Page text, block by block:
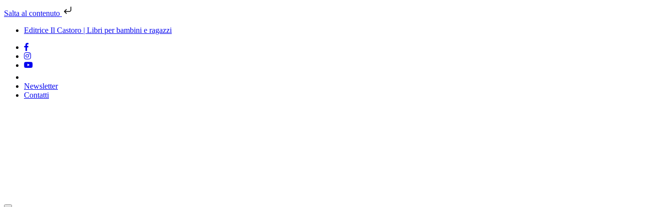
Salta al contenuto
Editrice Il Castoro | Libri per bambini e ragazzi
Newsletter
Contatti